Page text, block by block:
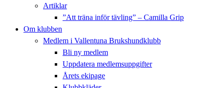
Artiklar
”Att träna inför tävling” – Camilla Grip
Om klubben
Medlem i Vallentuna Brukshundklubb
Bli ny medlem
Uppdatera medlemsuppgifter
Årets ekipage